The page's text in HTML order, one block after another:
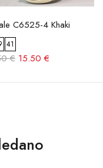
C6525-4 Khaki
41
€ 15.50 €